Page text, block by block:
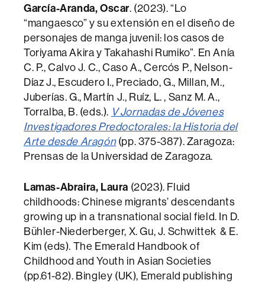
García-Aranda, Oscar. (2023). “Lo
“mangaesco” y su extensión en el diseño de
personajes de manga juvenil: los casos de
Toriyama Akira y Takahashi Rumiko”. En Anía
C. P., Calvo J. C., Caso A., Cercós P., Nelson-
Díaz J., Escudero I., Preciado, G., Millan, M.,
Juberías. G., Martín J., Ruíz, L. , Sanz M. A.,
Torralba, B. (eds.). V Jornadas de Jóvenes
Investigadores Predoctorales: la Historia del
Arte desde Aragón (pp. 375-387). Zaragoza:
Prensas de la Universidad de Zaragoza.
Lamas-Abraira, Laura (2023). Fluid
childhoods: Chinese migrants’ descendants
growing up in a transnational social field. In D.
Bühler-Niederberger, X. Gu, J. Schwittek & E.
Kim (eds). The Emerald Handbook of
Childhood and Youth in Asian Societies
(pp.61-82). Bingley (UK), Emerald publishing